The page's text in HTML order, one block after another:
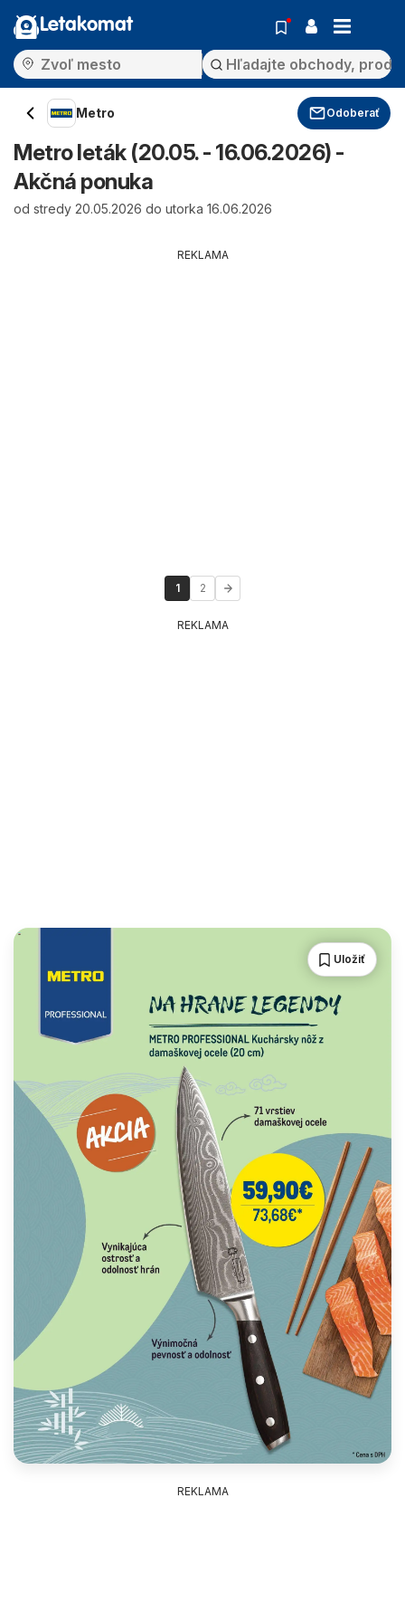
Letakomat
Metro Odoberať
Metro leták (20.05. - 16.06.2026) -
Akčná ponuka
od stredy 20.05.2026 do utorka 16.06.2026
REKLAMA
1 2
REKLAMA
Uložiť
REKLAMA